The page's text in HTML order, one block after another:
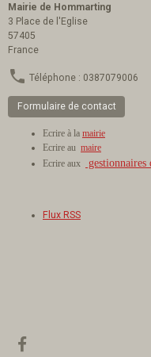
Mairie de Hommarting
3 Place de l'Eglise
57405
France
Téléphone : 0387079006
Formulaire de contact
Ecrire à la mairie
Ecrire au maire
Ecrire aux
gestionnaires
Flux RSS